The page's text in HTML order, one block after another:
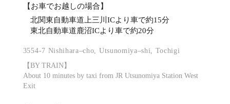
【お車でお越しの場合】
北関東自動車道上三川ICより車で約15分
東北自動車道鹿沼ICより車で約20分
3554-7 Nishihara–cho, Utsunomiya–shi, Tochigi
【BY TRAIN】
About 10 minutes by taxi from JR Utsunomiya Station West
Exit